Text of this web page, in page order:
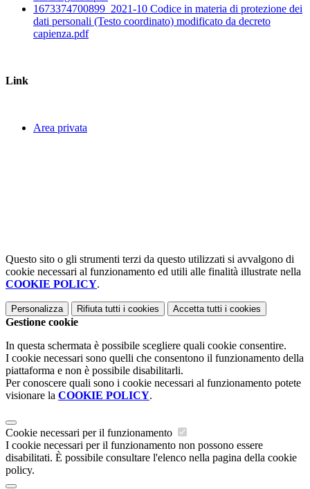
1673374700899_2021-10 Codice in materia di protezione dei
dati personali (Testo coordinato) modificato da decreto
capienza.pdf
Link
Area privata
Questo sito o gli strumenti terzi da questo utilizzati si avvalgono di
cookie necessari al funzionamento ed utili alle finalità illustrate nella
COOKIE POLICY.
Personalizza Rifiuta tutti i cookies Accetta tutti i cookies
Gestione cookie
In questa schermata è possibile scegliere quali cookie consentire.
I cookie necessari sono quelli che consentono il funzionamento della
piattaforma e non è possibile disabilitarli.
Per conoscere quali sono i cookie necessari al funzionamento potete
visionare la COOKIE POLICY.
Cookie necessari per il funzionamento
I cookie necessari per il funzionamento non possono essere
disabilitati. È possibile consultare l'elenco nella pagina della cookie
policy.